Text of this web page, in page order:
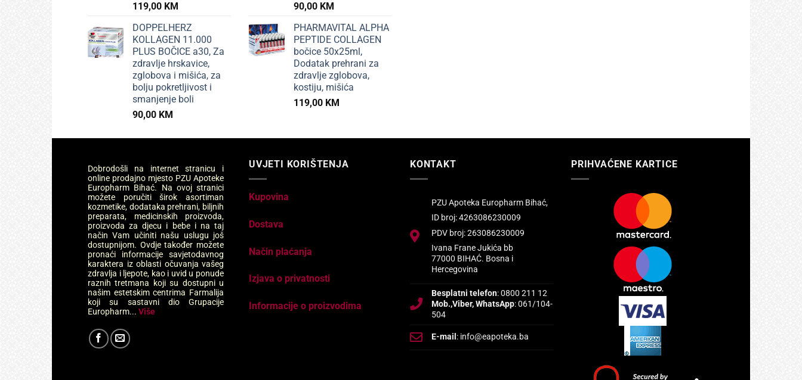
119,00 KM
DOPPELHERZ
KOLLAGEN 11.000
PLUS BOČICE a30, Za
zdravlje hrskavice,
zglobova i mišića, za
bolju pokretljivost i
smanjenje boli
90,00 KM
90,00 KM
PHARMAVITAL ALPHA
PEPTIDE COLLAGEN
bočice 50x25ml,
Dodatak prehrani za
zdravlje zglobova,
kostiju, mišića
119,00 KM
Dobrodošli na internet stranicu i
online prodajno mjesto PZU Apoteke
Europharm Bihać. Na ovoj stranici
možete poručiti širok asortiman
kozmetike, dodataka prehrani, biljnih
preparata, medicinskih proizvoda,
proizvoda za djecu i bebe i na taj
način Vam učiniti našu uslugu još
dostupnijom. Ovdje također možete
pronaći informacije savjetodavnog
karaktera iz oblasti očuvanja vašeg
zdravlja i ljepote, kao i uvid u ponude
raznih tretmana koji su dostupni u
našim estetskim centrima Farmalija
koji su sastavni dio Grupacije
Europharm... Više
UVJETI KORIŠTENJA
Kupovina
Dostava
Način plaćanja
Izjava o privatnosti
Informacije o proizvodima
KONTAKT
PZU Apoteka Europharm Bihać,
ID broj: 4263086230009
PDV broj: 263086230009
Ivana Frane Jukića bb
77000 BIHAĆ. Bosna i
Hercegovina
Besplatni telefon: 0800 211 12
Mob.,Viber, WhatsApp: 061/104-
504
E-mail : info@eapoteka.ba
PRIHVAĆENE KARTICE